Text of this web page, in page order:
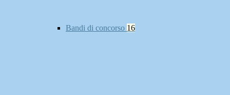
Bandi di concorso 16